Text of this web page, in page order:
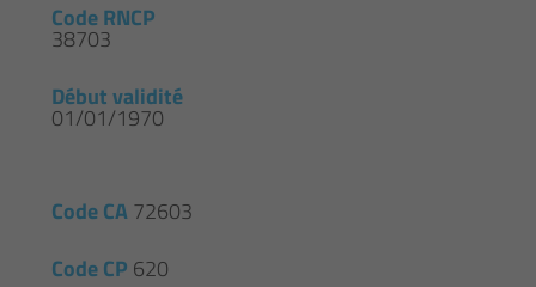
Code RNCP
38703
Début validité
01/01/1970
Code CA72603
Code CP 620